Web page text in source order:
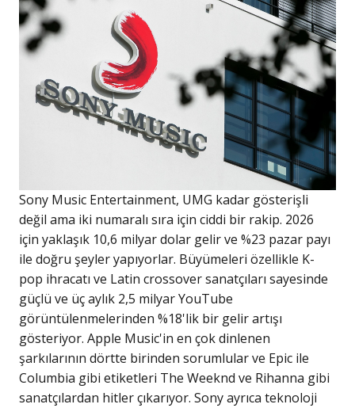
Sony Music Entertainment, UMG kadar gösterişli
değil ama iki numaralı sıra için ciddi bir rakip. 2026
için yaklaşık 10,6 milyar dolar gelir ve %23 pazar payı
ile doğru şeyler yapıyorlar. Büyümeleri özellikle K-
pop ihracatı ve Latin crossover sanatçıları sayesinde
güçlü ve üç aylık 2,5 milyar YouTube
görüntülenmelerinden %18'lik bir gelir artışı
gösteriyor. Apple Music'in en çok dinlenen
şarkılarının dörtte birinden sorumlular ve Epic ile
Columbia gibi etiketleri The Weeknd ve Rihanna gibi
sanatçılardan hitler çıkarıyor. Sony ayrıca teknoloji